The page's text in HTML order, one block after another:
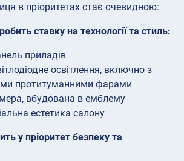
в пріоритетах стає очевидною:
ставку на технології та стиль:
приладів
освітлення, включно з
протитуманними фарами
вбудована в емблему
естетика салону
у пріоритет безпеку та